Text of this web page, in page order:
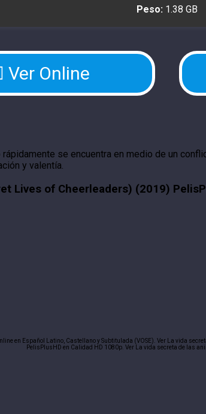
Peso: 1.38 GB
Ver Online
se encuentra en medio de un
y valentía.
Lives of Cheerleaders) (2019)
en Español Latino, Castellano y Subtitulada (VOSE). Ver La vida
PelisPlusHD en Calidad HD 1080p. Ver La vida secreta de las